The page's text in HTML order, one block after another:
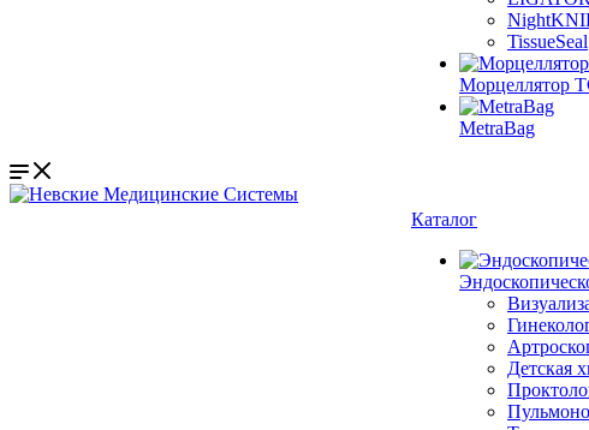
TissueSeal
Морцеллятор
MetraBag
Каталог
Детская